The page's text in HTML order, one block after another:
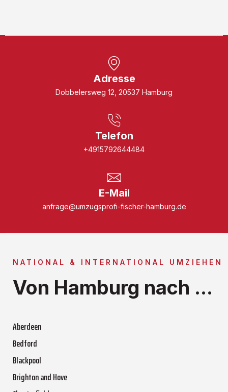
Adresse
Dobbelersweg 12, 20537 Hamburg
Telefon
+4915792644484
E-Mail
anfrage@umzugsprofi-fischer-hamburg.de
NATIONAL & INTERNATIONAL UMZIEHEN
Von Hamburg nach ...
Aberdeen
Bedford
Blackpool
Brighton and Hove